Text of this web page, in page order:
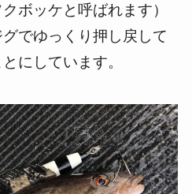
ボッケと呼ばれます）
でゆっくり押し戻して
にしています。